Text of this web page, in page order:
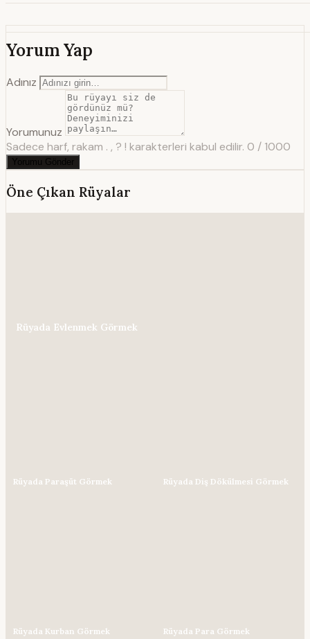
Yorum Yap
Adınız
Yorumunuz
Sadece harf, rakam . , ? ! karakterleri kabul edilir. 0 / 1000
Yorumu Gönder
Öne Çıkan Rüyalar
Rüyada Evlenmek Görmek
Rüyada Paraşüt Görmek Rüyada Diş Dökülmesi Görmek
Rüyada Kurban Görmek Rüyada Para Görmek